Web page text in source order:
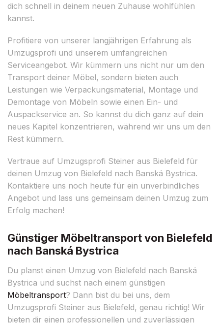
dich schnell in deinem neuen Zuhause wohlfühlen
kannst.
Profitiere von unserer langjährigen Erfahrung als
Umzugsprofi und unserem umfangreichen
Serviceangebot. Wir kümmern uns nicht nur um den
Transport deiner Möbel, sondern bieten auch
Leistungen wie Verpackungsmaterial, Montage und
Demontage von Möbeln sowie einen Ein- und
Auspackservice an. So kannst du dich ganz auf dein
neues Kapitel konzentrieren, während wir uns um den
Rest kümmern.
Vertraue auf Umzugsprofi Steiner aus Bielefeld für
deinen Umzug von Bielefeld nach Banská Bystrica.
Kontaktiere uns noch heute für ein unverbindliches
Angebot und lass uns gemeinsam deinen Umzug zum
Erfolg machen!
Günstiger Möbeltransport von Bielefeld
nach Banská Bystrica
Du planst einen Umzug von Bielefeld nach Banská
Bystrica und suchst nach einem günstigen
Möbeltransport? Dann bist du bei uns, dem
Umzugsprofi Steiner aus Bielefeld, genau richtig! Wir
bieten dir einen professionellen und zuverlässigen